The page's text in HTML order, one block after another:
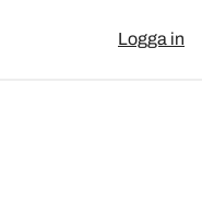
Logga in